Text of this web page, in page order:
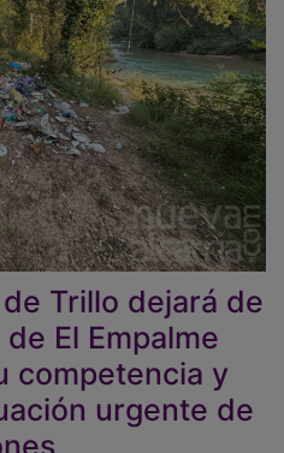
Trillo dejará de
El Empalme
competencia y
urgente de